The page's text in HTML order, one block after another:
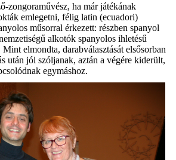
zongoraművész, ha már játékának
emlegetni, félig latin (ecuadori)
műsorral érkezett: részben spanyol
alkotók spanyolos ihletésű
elmondta, darabválasztását elsősorban
után jól szóljanak, aztán a végére kiderült,
egymáshoz.